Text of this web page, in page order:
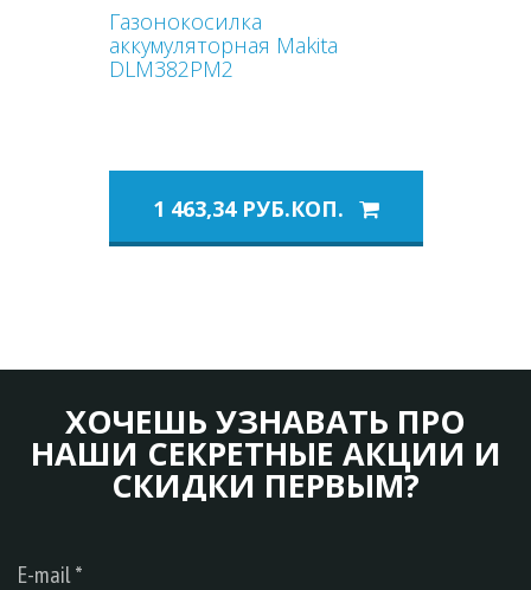
Газонокосилка
аккумуляторная Makita
DLM382PM2
1 463,34 РУБ.КОП.
ХОЧЕШЬ УЗНАВАТЬ ПРО
НАШИ СЕКРЕТНЫЕ АКЦИИ И
СКИДКИ ПЕРВЫМ?